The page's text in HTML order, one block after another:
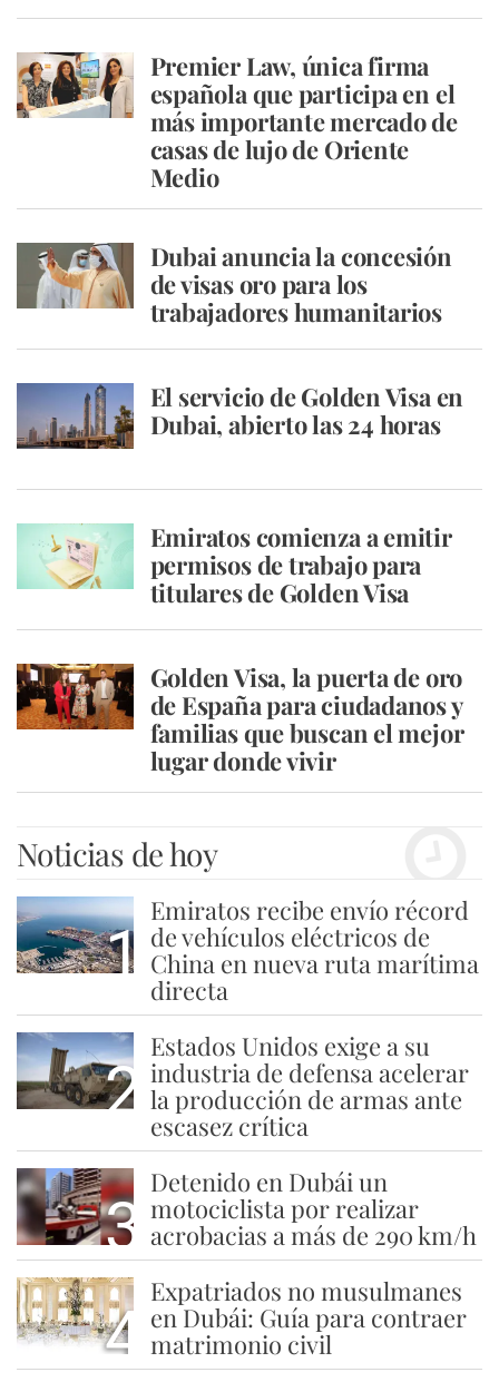
Premier Law, única firma
española que participa en el
más importante mercado de
casas de lujo de Oriente
Medio
Dubai anuncia la concesión
de visas oro para los
trabajadores humanitarios
El servicio de Golden Visa en
Dubai, abierto las 24 horas
Emiratos comienza a emitir
permisos de trabajo para
titulares de Golden Visa
Golden Visa, la puerta de oro
de España para ciudadanos y
familias que buscan el mejor
lugar donde vivir
Noticias de hoy
1
Emiratos recibe envío récord
de vehículos eléctricos de
China en nueva ruta marítima
directa
2
Estados Unidos exige a su
industria de defensa acelerar
la producción de armas ante
escasez crítica
3
Detenido en Dubái un
motociclista por realizar
acrobacias a más de 290 km/h
4
Expatriados no musulmanes
en Dubái: Guía para contraer
matrimonio civil